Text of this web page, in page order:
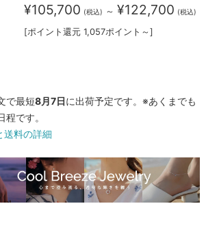
¥105,700 (税込) ～ ¥122,700 (税込)
[ポイント還元 1,057ポイント～]
で最短8月7日に出荷予定です。※あくまでも
程です。
料の詳細